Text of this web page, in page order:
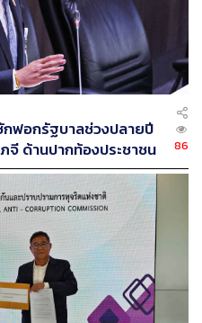
ฟอกรัฐบาลช่วงปลายปี
ด้านปากท้องประชาชน
86